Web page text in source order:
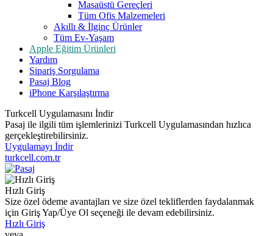
Masaüstü Gereçleri
Tüm Ofis Malzemeleri
Akıllı & İlginç Ürünler
Tüm Ev-Yaşam
Apple Eğitim Ürünleri
Yardım
Sipariş Sorgulama
Pasaj Blog
iPhone Karşılaştırma
Turkcell Uygulamasını İndir
Pasaj ile ilgili tüm işlemlerinizi Turkcell Uygulamasından hızlıca
gerçekleştirebilirsiniz.
Uygulamayı İndir
turkcell.com.tr
Hızlı Giriş
Size özel ödeme avantajları ve size özel tekliflerden faydalanmak
için Giriş Yap/Üye Ol seçeneği ile devam edebilirsiniz.
Hızlı Giriş